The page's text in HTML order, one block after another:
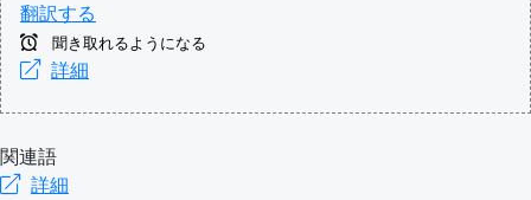
翻訳する
聞き取れるようになる
詳細
関連語
詳細